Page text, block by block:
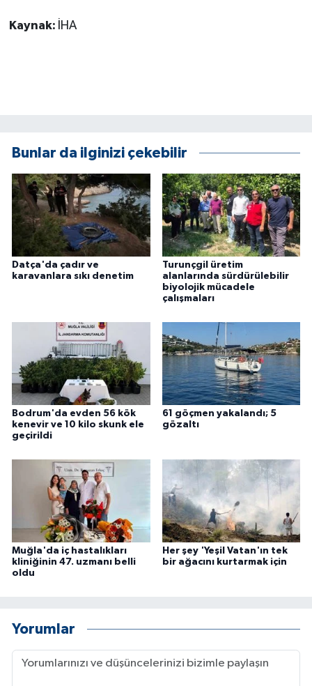
Kaynak: İHA
Bunlar da ilginizi çekebilir
Datça'da çadır ve
karavanlara sıkı denetim
Turunçgil üretim
alanlarında sürdürülebilir
biyolojik mücadele
çalışmaları
Bodrum'da evden 56 kök
kenevir ve 10 kilo skunk ele
geçirildi
61 göçmen yakalandı; 5
gözaltı
Muğla'da iç hastalıkları
kliniğinin 47. uzmanı belli
oldu
Her şey 'Yeşil Vatan'ın tek
bir ağacını kurtarmak için
Yorumlar